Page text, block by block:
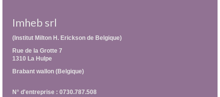
Imheb srl
(Institut Milton H. Erickson de Belgique)
Rue de la Grotte 7
1310 La Hulpe
Brabant wallon (Belgique)
N° d'entreprise : 0730.787.508